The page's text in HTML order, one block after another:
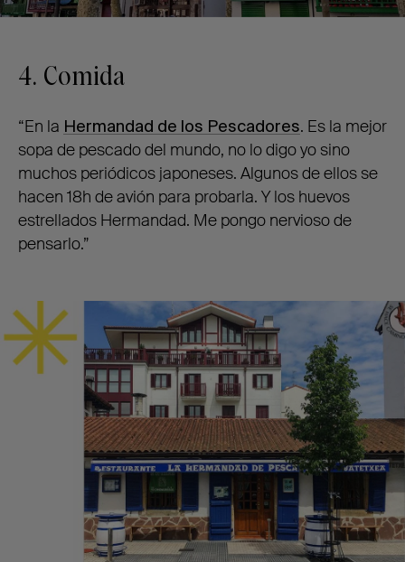
4. Comida
“En la Hermandad de los Pescadores. Es la mejor
sopa de pescado del mundo, no lo digo yo sino
muchos periódicos japoneses. Algunos de ellos se
hacen 18h de avión para probarla. Y los huevos
estrellados Hermandad. Me pongo nervioso de
pensarlo.”